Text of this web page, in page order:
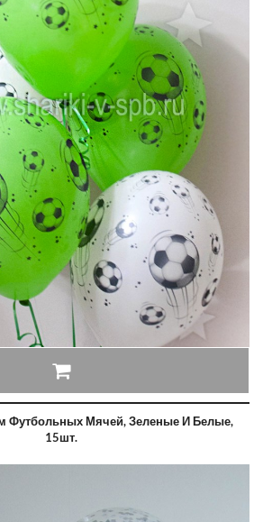
Футбольных Мячей, Зеленые И Белые,
15шт.